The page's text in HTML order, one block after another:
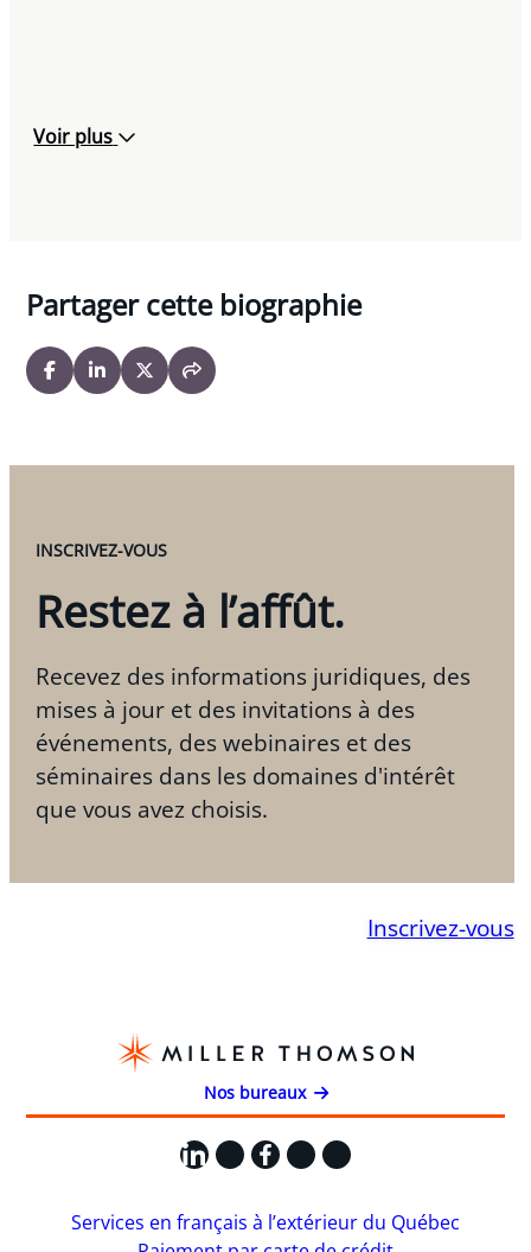
Voir plus
Partager cette biographie
INSCRIVEZ-VOUS
Restez à l’affût.
Recevez des informations juridiques, des
mises à jour et des invitations à des
événements, des webinaires et des
séminaires dans les domaines d'intérêt
que vous avez choisis.
Inscrivez-vous
Nos bureaux
LinkedIn
X Facebook
Instagram
YouTube
Services en français à l’extérieur du Québec